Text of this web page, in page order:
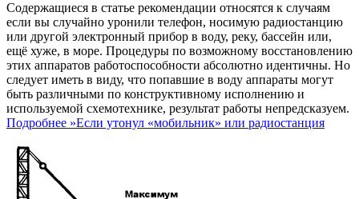
Содержащиеся в статье рекомендации относятся к случаям
если вы случайно уронили телефон, носимую радиостанцию
или другой электронный прибор в воду, реку, бассейн или,
ещё хуже, в море. Процедуры по возможному восстановлению
этих аппаратов работоспособности абсолютно идентичны. Но
следует иметь в виду, что попавшие в воду аппараты могут
быть различными по конструктивному исполнению и
используемой схемотехнике, результат работы непредсказуем.
Подробнее »Если утонул «мобильник» или радиостанция